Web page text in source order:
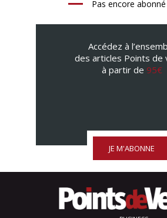
Pas encore abonné
Accédez à
des articles Points de
à partir de 95€
JE M'ABONNE